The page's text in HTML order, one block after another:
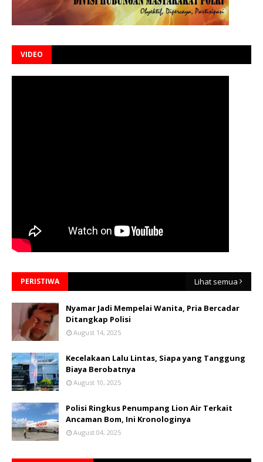
VIDEO
PERISTIWA Lihat semua
Nyamar Jadi Mempelai Wanita, Pria Bercadar
Ditangkap Polisi
August 14, 2025
Kecelakaan Lalu Lintas, Siapa yang Tanggung
Biaya Berobatnya
August 10, 2025
Polisi Ringkus Penumpang Lion Air Terkait
Ancaman Bom, Ini Kronologinya
August 04, 2025